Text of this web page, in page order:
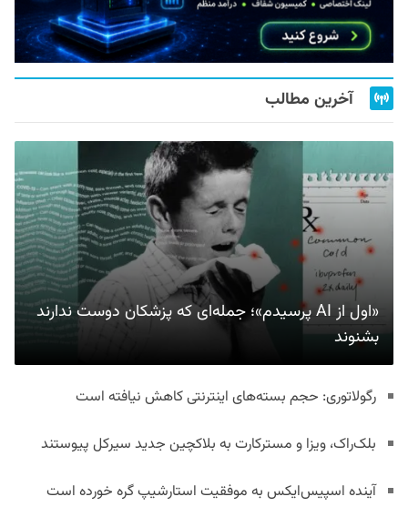
آخرین مطالب
«اول از AI پرسیدم»؛ جمله‌ای که پزشکان دوست ندارند
بشنوند
رگولاتوری: حجم بسته‌های اینترنتی کاهش نیافته است
بلک‌راک، ویزا و مسترکارت به بلاکچین جدید سیرکل پیوستند
آینده اسپیس‌ایکس به موفقیت استارشیپ گره خورده است